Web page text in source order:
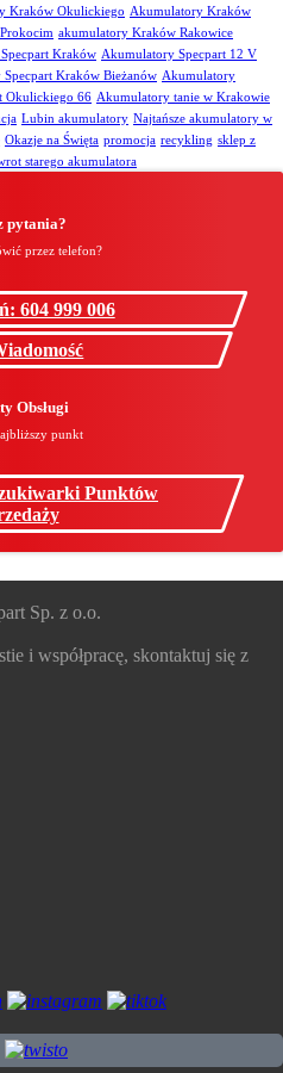
Kraków Okulickiego Akumulatory Kraków
akumulatory Kraków Rakowice
Kraków Akumulatory Specpart 12 V
Kraków Bieżanów Akumulatory
Okulickiego 66 Akumulatory tanie w Krakowie
Lubin akumulatory Najtańsze akumulatory w
Okazje na Święta promocja recykling sklep z
starego akumulatora
pytania?
przez telefon?
604 999 006
Obsługi
punkt
Punktów
Sp. z o.o.
i współpracę, skontaktuj się z